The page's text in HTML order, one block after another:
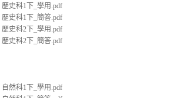
歷史科1下_學用.pdf
歷史科1下_簡答.pdf
歷史科2下_學用.pdf
歷史科2下_簡答.pdf
自然科1下_學用.pdf